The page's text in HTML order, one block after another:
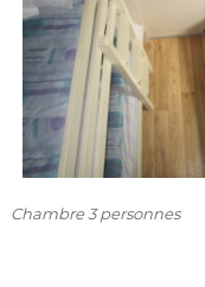
Chambre 3 personnes